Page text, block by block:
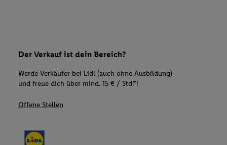
Der Verkauf ist dein Bereich?
Werde Verkäufer bei Lidl (auch ohne Ausbildung)
und freue dich über mind. 15 € / Std.*!
Offene Stellen